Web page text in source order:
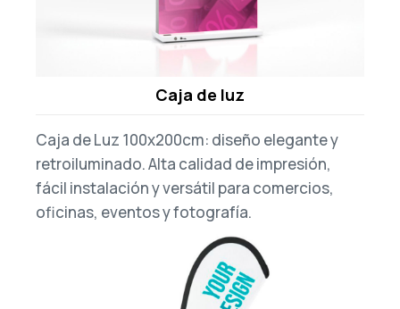
Caja de luz
Caja de Luz 100x200cm: diseño elegante y
retroiluminado. Alta calidad de impresión,
fácil instalación y versátil para comercios,
oficinas, eventos y fotografía.